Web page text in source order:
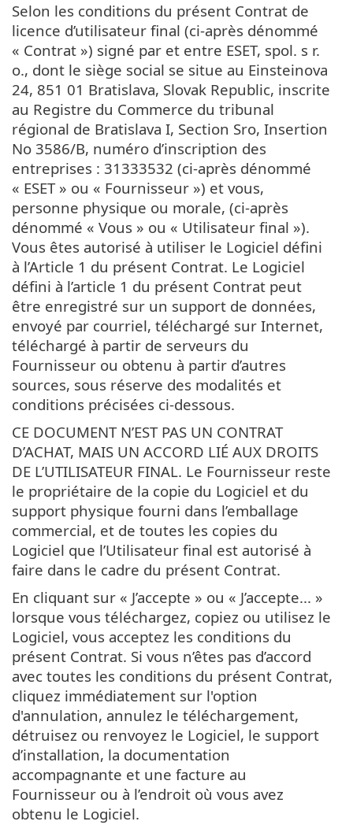
Selon les conditions du présent Contrat de
licence d’utilisateur final (ci-après dénommé
« Contrat ») signé par et entre ESET, spol. s r.
o., dont le siège social se situe au Einsteinova
24, 851 01 Bratislava, Slovak Republic, inscrite
au Registre du Commerce du tribunal
régional de Bratislava I, Section Sro, Insertion
No 3586/B, numéro d’inscription des
entreprises : 31333532 (ci-après dénommé
« ESET » ou « Fournisseur ») et vous,
personne physique ou morale, (ci-après
dénommé « Vous » ou « Utilisateur final »).
Vous êtes autorisé à utiliser le Logiciel défini
à l’Article 1 du présent Contrat. Le Logiciel
défini à l’article 1 du présent Contrat peut
être enregistré sur un support de données,
envoyé par courriel, téléchargé sur Internet,
téléchargé à partir de serveurs du
Fournisseur ou obtenu à partir d’autres
sources, sous réserve des modalités et
conditions précisées ci-dessous.
CE DOCUMENT N’EST PAS UN CONTRAT
D’ACHAT, MAIS UN ACCORD LIÉ AUX DROITS
DE L’UTILISATEUR FINAL. Le Fournisseur reste
le propriétaire de la copie du Logiciel et du
support physique fourni dans l’emballage
commercial, et de toutes les copies du
Logiciel que l’Utilisateur final est autorisé à
faire dans le cadre du présent Contrat.
En cliquant sur « J’accepte » ou « J’accepte... »
lorsque vous téléchargez, copiez ou utilisez le
Logiciel, vous acceptez les conditions du
présent Contrat. Si vous n’êtes pas d’accord
avec toutes les conditions du présent Contrat,
cliquez immédiatement sur l'option
d'annulation, annulez le téléchargement,
détruisez ou renvoyez le Logiciel, le support
d’installation, la documentation
accompagnante et une facture au
Fournisseur ou à l’endroit où vous avez
obtenu le Logiciel.